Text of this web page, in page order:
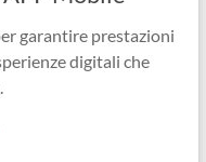
garantire prestazioni
digitali che